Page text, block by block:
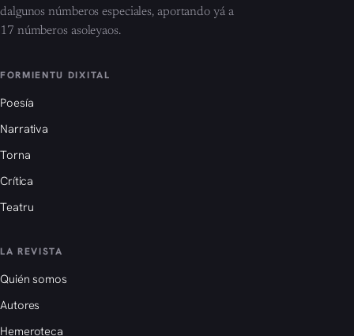
dalgunos númberos especiales, aportando yá a
17 númberos asoleyaos.
FORMIENTU DIXITAL
Poesía
Narrativa
Torna
Crítica
Teatru
LA REVISTA
Quién somos
Autores
Hemeroteca